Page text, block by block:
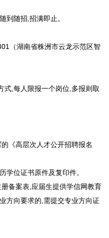
到随招,招满即止。
（湖南省株洲市云龙示范区智
式,每人限报一个岗位,多报则取
《高层次人才公开招聘报名
学位证书原件及复印件。
备案表,应届生提供学信网教育
方向要求的,需提交专业方向证